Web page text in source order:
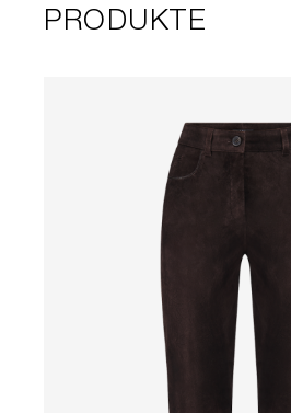
PRODUKTE